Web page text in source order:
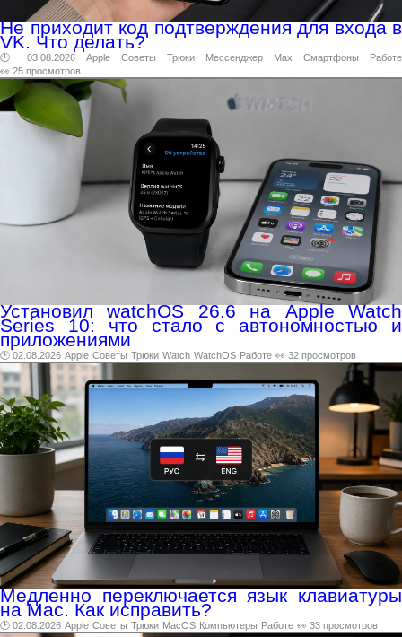
Не приходит код подтверждения для входа в
VK. Что делать?
🕑 03.08.2026 Apple Советы Трюки Мессенджер Max Смартфоны
Работе
👀 25 просмотров
Установил watchOS 26.6 на Apple Watch
Series 10: что стало с автономностью и
приложениями
🕑 02.08.2026 Apple Советы Трюки Watch WatchOS Работе 👀 32 просмотров
Медленно переключается язык клавиатуры
на Mac. Как исправить?
🕑 02.08.2026 Apple Советы Трюки MacOS Компьютеры Работе 👀 33 просмотров